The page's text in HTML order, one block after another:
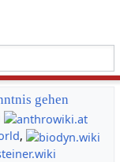
gehen
,